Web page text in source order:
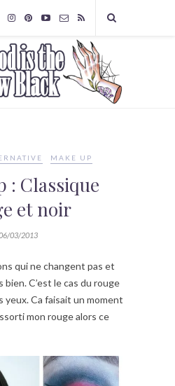
MAKE UP
: Classique
et noir
03/2013
qui ne changent pas et
C’est le cas du rouge
yeux. Ca faisait un moment
mon rouge alors ce